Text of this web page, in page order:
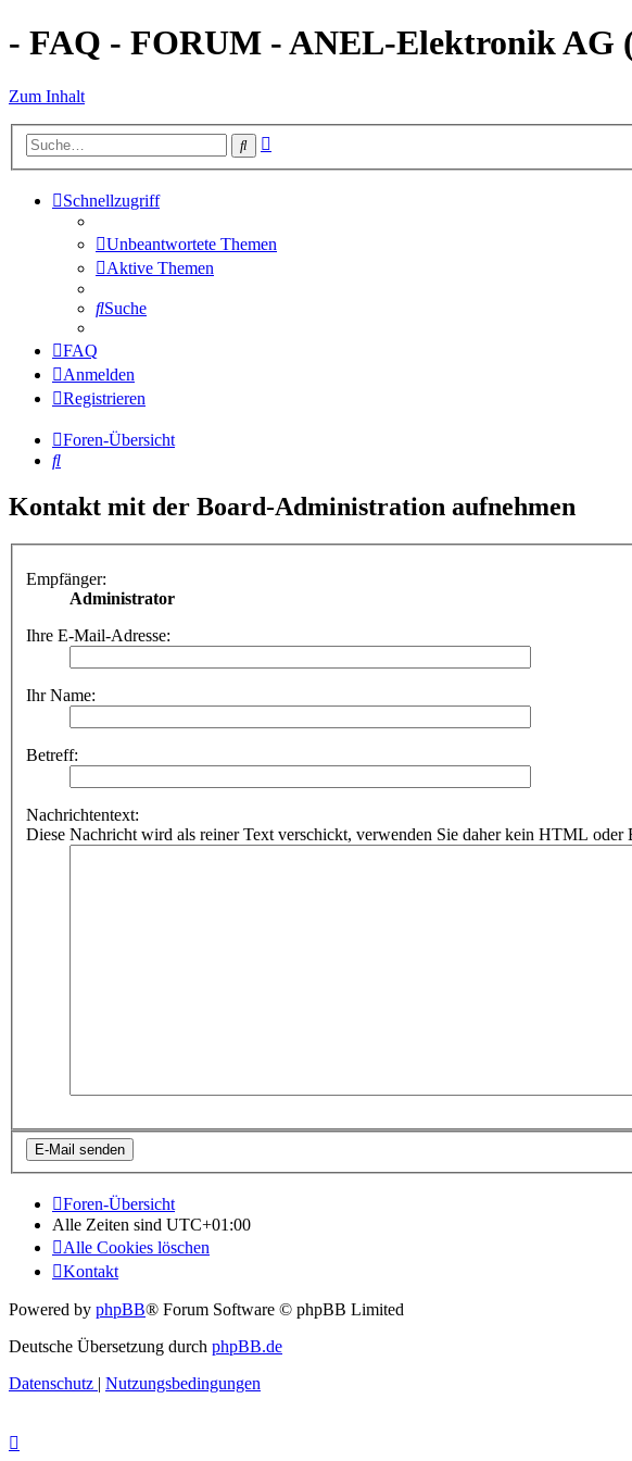
- FAQ - FORUM - ANEL-Elektronik AG
Zum Inhalt
Suche
Schnellzugriff
Unbeantwortete Themen
Aktive Themen
Suche
FAQ
Anmelden
Registrieren
Foren-Übersicht
Suche
Kontakt mit der Board-Administration aufnehmen
Empfänger:
Administrator
Ihre E-Mail-Adresse:
Ihr Name:
Betreff:
Nachrichtentext:
Diese Nachricht wird als reiner Text verschickt, verwenden Sie daher kein HTML
Foren-Übersicht
Alle Zeiten sind UTC+01:00
Alle Cookies löschen
Kontakt
Powered by phpBB® Forum Software © phpBB Limited
Deutsche Übersetzung durch phpBB.de
Datenschutz
Nutzungsbedingungen